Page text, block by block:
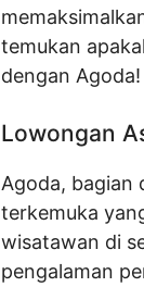
temukan
dengan Agoda!
Lowongan
Agoda, bagian
terkemuka
wisatawan di
pengalaman